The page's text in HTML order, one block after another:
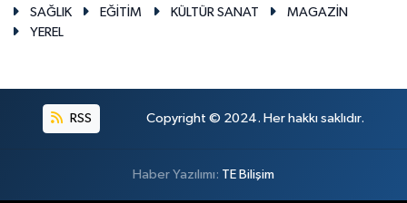
SAĞLIK
EĞİTİM KÜLTÜR SANAT
MAGAZİN
YEREL
RSS Copyright © 2024. Her hakkı saklıdır.
Haber Yazılımı: TE Bilişim